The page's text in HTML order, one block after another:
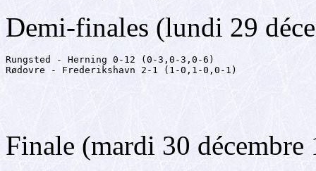
Demi-finales (lundi 29
Rungsted - Herning 0-12 (0-3,0-3,0-6)
Rødovre - Frederikshavn 2-1 (1-0,1-0,0-1)
Finale (mardi 30 décembre